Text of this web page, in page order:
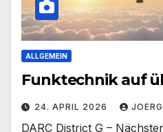
ALLGEMEIN
Funktechnik auf
24. APRIL 2026
DARC District G –